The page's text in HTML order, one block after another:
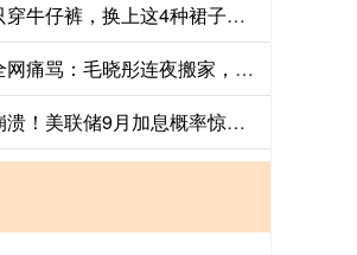
证配所 年过四十别只穿牛仔裤，换上这4种裙子美翻了！
财富加 陈翔发文被全网痛骂：毛晓彤连夜搬家，当代女性分手最高范本
有富策略 黄金突然崩溃！美联储9月加息概率惊人飙升 金价暴跌118美元……